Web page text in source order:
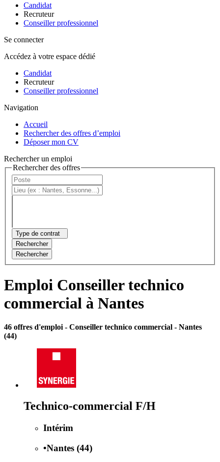
Candidat
Recruteur
Conseiller professionnel
Se connecter
Accédez à votre espace dédié
Candidat
Recruteur
Conseiller professionnel
Navigation
Accueil
Rechercher des offres d’emploi
Déposer mon CV
Rechercher un emploi
Rechercher des offres
Type de contrat
Rechercher
Rechercher
Emploi Conseiller technico
commercial à Nantes
46 offres d'emploi - Conseiller technico commercial - Nantes
(44)
Technico-commercial F/H
Intérim
•Nantes (44)